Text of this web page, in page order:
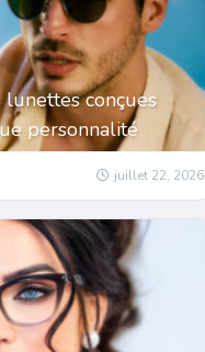
lunettes conçues
personnalité
juillet 22, 2026